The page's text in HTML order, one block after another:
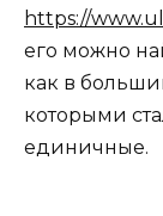
https://
его можно
как в
которыми
единичные.